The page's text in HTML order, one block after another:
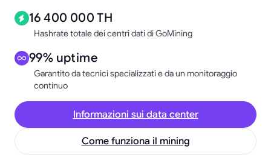
16 400 000 TH
Hashrate totale dei centri dati di GoMining
99% uptime
Garantito da tecnici specializzati e da un monitoraggio
continuo
Informazioni sui data center
Come funziona il mining